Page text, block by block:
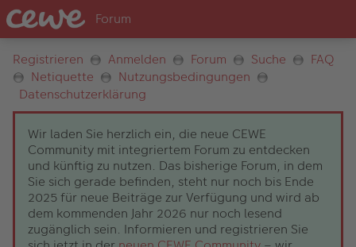
Registrieren Anmelden Forum Suche
FAQ
Netiquette
Nutzungsbedingungen
Datenschutzerklärung
Wir laden Sie herzlich ein, die neue CEWE
Community mit integriertem Forum zu entdecken
und künftig zu nutzen. Das bisherige Forum, in dem
Sie sich gerade befinden, steht nur noch bis Ende
2025 für neue Beiträge zur Verfügung und wird ab
dem kommenden Jahr 2026 nur noch lesend
zugänglich sein. Informieren und registrieren Sie